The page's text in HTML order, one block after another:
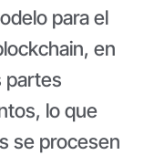
para el
en
partes
lo que
se procesen